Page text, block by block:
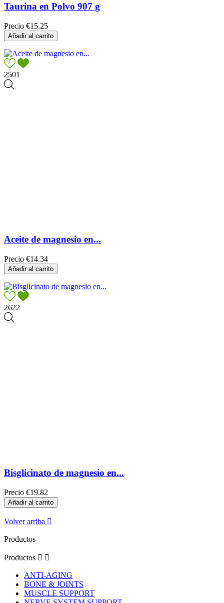
Taurina en Polvo 907 g
Precio €15.25
Añadir al carrito
2501
Aceite de magnesio en...
Precio €14.34
Añadir al carrito
2622
Bisglicinato de magnesio en...
Precio €19.82
Añadir al carrito
Volver arriba 
Productos
Productos  
ANTI-AGING
BONE & JOINTS
MUSCLE SUPPORT